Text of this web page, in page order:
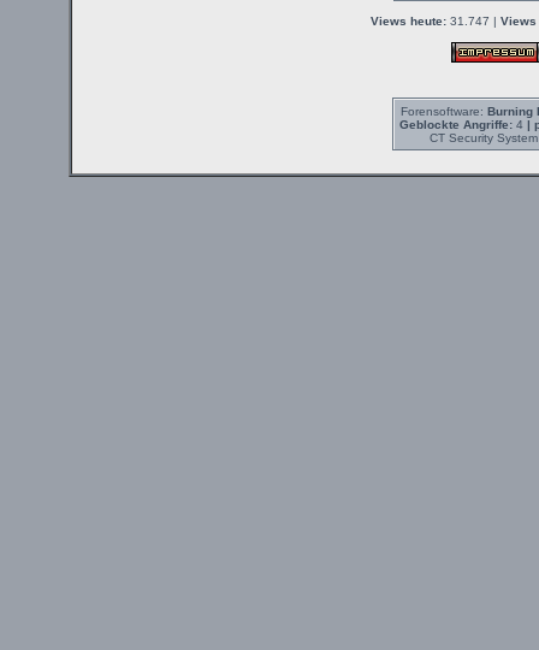
Views heute:31.747 | Views
Forensoftware: Burning
Geblockte Angriffe:4 |
CT Security